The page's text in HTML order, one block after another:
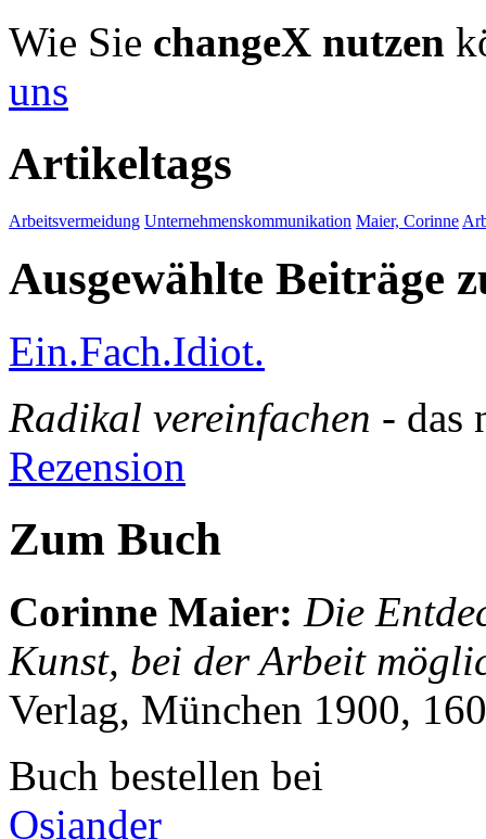
Wie Sie changeX nutzen
uns
Artikeltags
Arbeitsvermeidung Unternehmenskommunikation Maier, Corinne
Ausgewählte Beiträge
Ein.Fach.Idiot.
Radikal vereinfachen - das
Rezension
Zum Buch
Corinne Maier: Die
Kunst, bei der Arbeit
Verlag, München 1900,
Buch bestellen bei
Osiander